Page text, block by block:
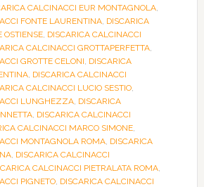
CALCINACCI EUR MONTAGNOLA,
FONTE LAURENTINA, DISCARICA
OSTIENSE, DISCARICA CALCINACCI
CALCINACCI GROTTAPERFETTA,
GROTTE CELONI, DISCARICA
, DISCARICA CALCINACCI
CALCINACCI LUCIO SESTIO,
LUNGHEZZA, DISCARICA
, DISCARICA CALCINACCI
CALCINACCI MARCO SIMONE,
MONTAGNOLA ROMA, DISCARICA
, DISCARICA CALCINACCI
CALCINACCI PIETRALATA ROMA,
PIGNETO, DISCARICA CALCINACCI